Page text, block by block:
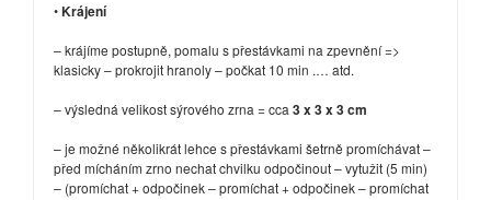
•Krájení
– krájíme postupně, pomalu s přestávkami na zpevnění =>
klasicky – prokrojit hranoly – počkat 10 min .… atd.
– výsledná velikost sýrového zrna = cca 3 x 3 x 3 cm
– je možné několikrát lehce s přestávkami šetrně promíchávat –
před mícháním zrno nechat chvilku odpočinout – vytužit (5 min)
– (promíchat + odpočinek – promíchat + odpočinek – promíchat